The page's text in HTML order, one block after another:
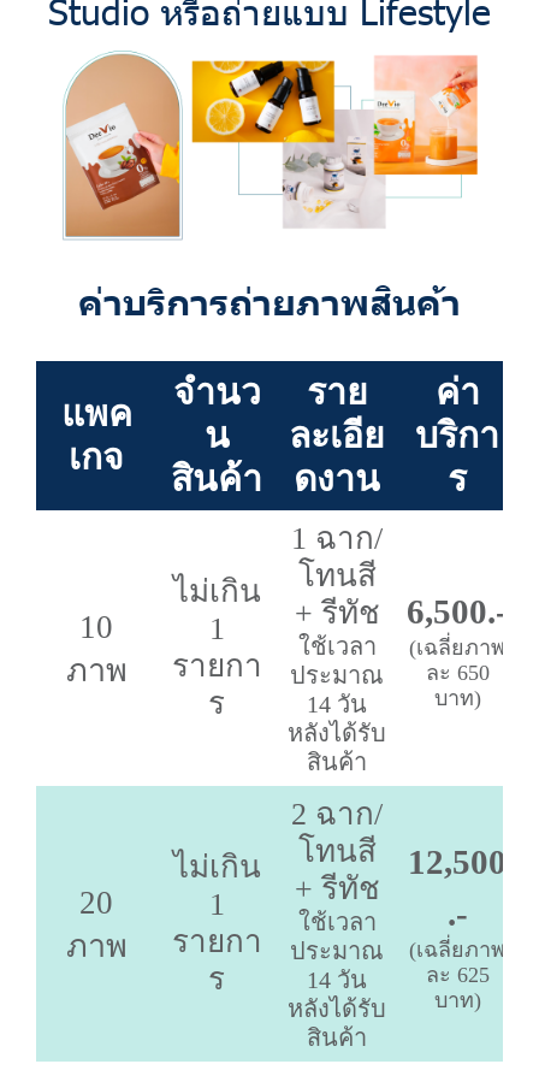
Studio หรือถ่ายแบบ Lifestyle
ค่าบริการถ่ายภาพสินค้า
แพค
เกจ
จำนว
น
สินค้า
ราย
ละเอีย
ดงาน
ค่า
บริกา
ร
10
ภาพ
ไม่เกิน
1
รายกา
ร
1 ฉาก/
โทนสี
+ รีทัช
ใช้เวลา
ประมาณ
14 วัน
หลังได้รับ
สินค้า
6,500.-
(เฉลี่ยภาพ
ละ 650
บาท)
20
ภาพ
ไม่เกิน
1
รายกา
ร
2 ฉาก/
โทนสี
+ รีทัช
ใช้เวลา
ประมาณ
14 วัน
หลังได้รับ
สินค้า
12,500
.-
(เฉลี่ยภาพ
ละ 625
บาท)